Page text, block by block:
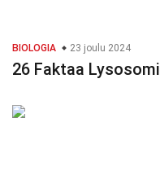
BIOLOGIA 23 joulu 2024
26 Faktaa Lysosomi